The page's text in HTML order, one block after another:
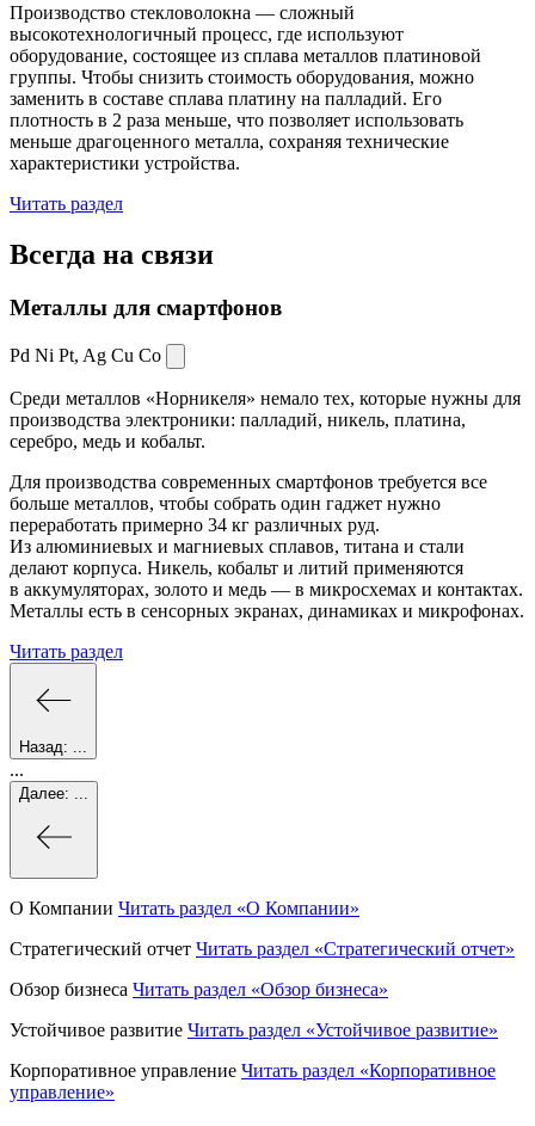
Производство стекловолокна — сложный
высокотехнологичный процесс, где используют
оборудование, состоящее из сплава металлов платиновой
группы. Чтобы снизить стоимость оборудования, можно
заменить в составе сплава платину на палладий. Его
плотность в 2 раза меньше, что позволяет использовать
меньше драгоценного металла, сохраняя технические
характеристики устройства.
Читать раздел
Всегда на связи
Металлы для смартфонов
Pd Ni Pt, Ag Cu Co
Среди металлов «Норникеля» немало тех, которые нужны для
производства электроники: палладий, никель, платина,
серебро, медь и кобальт.
Для производства современных смартфонов требуется все
больше металлов, чтобы собрать один гаджет нужно
переработать примерно 34 кг различных руд.
Из алюминиевых и магниевых сплавов, титана и стали
делают корпуса. Никель, кобальт и литий применяются
в аккумуляторах, золото и медь — в микросхемах и контактах.
Металлы есть в сенсорных экранах, динамиках и микрофонах.
Читать раздел
Назад:
...
Далее:
О Компании Читать раздел «О Компании»
Стратегический отчет Читать раздел «Стратегический отчет»
Обзор бизнеса Читать раздел «Обзор бизнеса»
Устойчивое развитие Читать раздел «Устойчивое развитие»
Корпоративное управление Читать раздел «Корпоративное
управление»